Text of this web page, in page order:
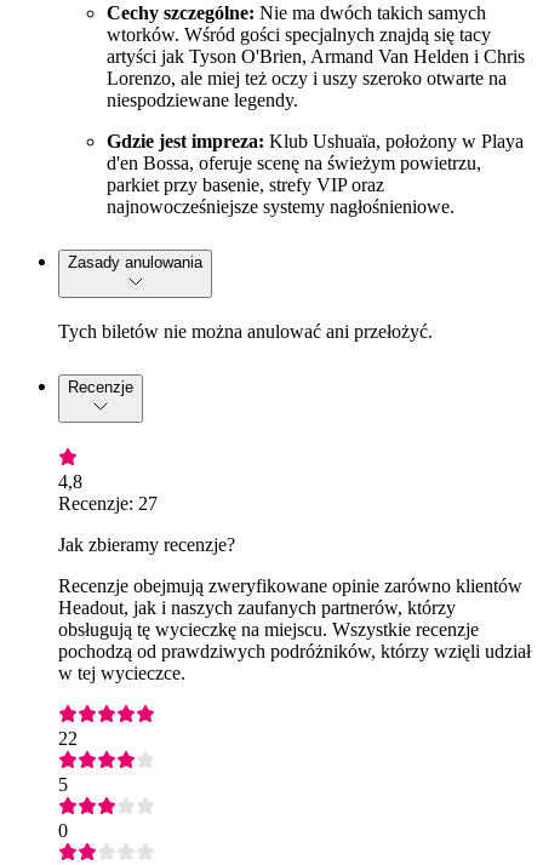
Cechy szczególne: Nie ma dwóch takich samych
wtorków. Wśród gości specjalnych znajdą się tacy
artyści jak Tyson O'Brien, Armand Van Helden i Chris
Lorenzo, ale miej też oczy i uszy szeroko otwarte na
niespodziewane legendy.
Gdzie jest impreza: Klub Ushuaïa, położony w Playa
d'en Bossa, oferuje scenę na świeżym powietrzu,
parkiet przy basenie, strefy VIP oraz
najnowocześniejsze systemy nagłośnieniowe.
Zasady anulowania
Tych biletów nie można anulować ani przełożyć.
Recenzje
4,8
Recenzje: 27
Jak zbieramy recenzje?
Recenzje obejmują zweryfikowane opinie zarówno klientów
Headout, jak i naszych zaufanych partnerów, którzy
obsługują tę wycieczkę na miejscu. Wszystkie recenzje
pochodzą od prawdziwych podróżników, którzy wzięli udział
w tej wycieczce.
22
5
0